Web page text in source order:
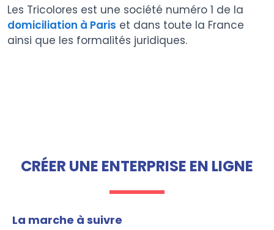
Les Tricolores est une société numéro 1 de la
domiciliation à Paris et dans toute la France
ainsi que les formalités juridiques.
CRÉER UNE ENTERPRISE EN LIGNE
La marche à suivre